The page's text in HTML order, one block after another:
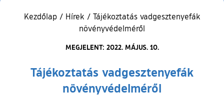
Kezdőlap / Hírek / Tájékoztatás vadgesztenyefák
növényvédelméről
MEGJELENT: 2022. MÁJUS. 10.
Tájékoztatás vadgesztenyefák
növényvédelméről